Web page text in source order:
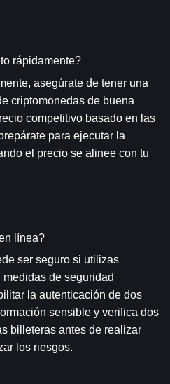
rápidamente?
asegúrate de tener una
criptomonedas de buena
competitivo basado en las
para ejecutar la
el precio se alinee con tu
línea?
ser seguro si utilizas
de seguridad
la autenticación de dos
sensible y verifica dos
billeteras antes de realizar
los riesgos.